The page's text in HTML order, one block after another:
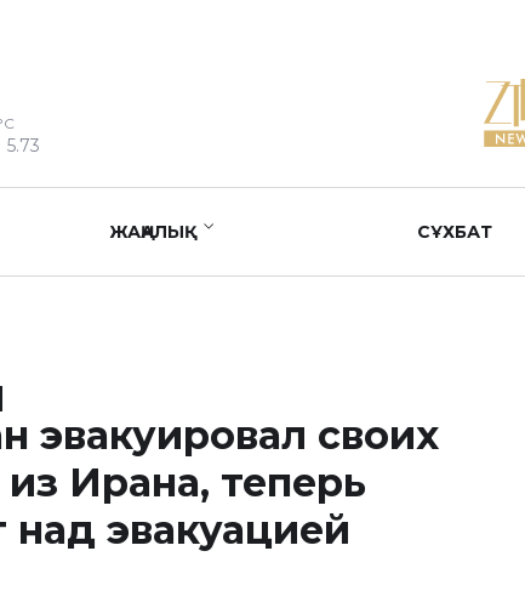
5.73
ЖАҢАЛЫҚ СҰХБАТ
эвакуировал своих
Ирана, теперь
над эвакуацией